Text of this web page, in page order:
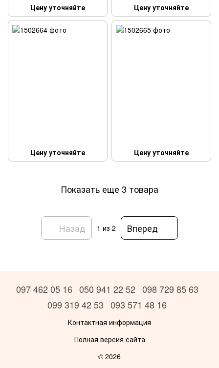
Цену уточняйте Цену уточняйте
Цену уточняйте Цену уточняйте
Показать еще 3 товара
Назад 1 из 2 Вперед
097 462 05 16 050 941 22 52 098 729 85 63
099 319 42 53 093 571 48 16
Контактная информация
Полная версия сайта
© 2026